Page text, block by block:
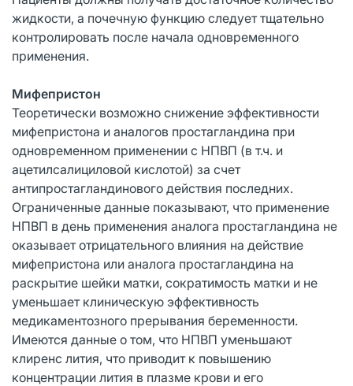
жидкости, а почечную функцию следует тщательно
контролировать после начала одновременного
применения.
Мифепристон
Теоретически возможно снижение эффективности
мифепристона и аналогов простагландина при
одновременном применении с НПВП (в т.ч. и
ацетилсалициловой кислотой) за счет
антипростагландинового действия последних.
Ограниченные данные показывают, что применение
НПВП в день применения аналога простагландина не
оказывает отрицательного влияния на действие
мифепристона или аналога простагландина на
раскрытие шейки матки, сократимость матки и не
уменьшает клиническую эффективность
медикаментозного прерывания беременности.
Имеются данные о том, что НПВП уменьшают
клиренс лития, что приводит к повышению
концентрации лития в плазме крови и его